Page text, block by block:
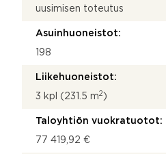
uusimisen toteutus
Asuinhuoneistot:
198
Liikehuoneistot:
3 kpl (231.5 m2 )
Taloyhtiön vuokratuotot:
77 419,92 €